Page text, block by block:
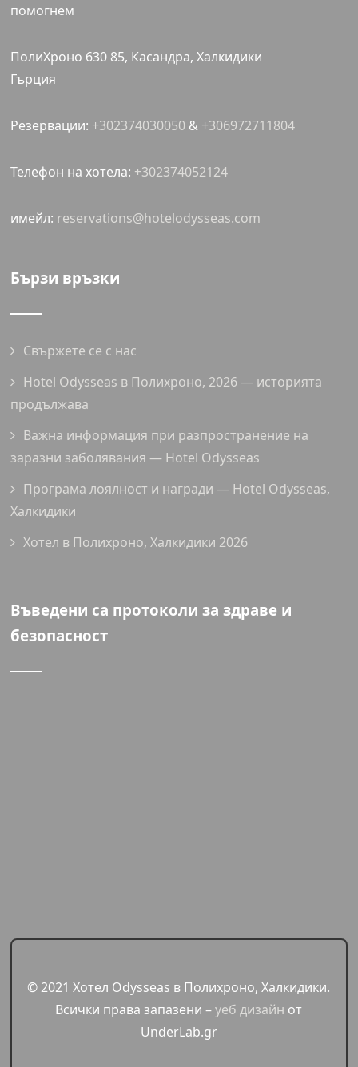
помогнем
ПолиХроно 630 85, Касандра, Халкидики
Гърция
Резервации: +302374030050 & +306972711804
Телефон на хотела: +302374052124
имейл: reservations@hotelodysseas.com
Бързи връзки
Свържете се с нас
Hotel Odysseas в Полихроно, 2026 — историята
продължава
Важна информация при разпространение на
заразни заболявания — Hotel Odysseas
Програма лоялност и награди — Hotel Odysseas,
Халкидики
Хотел в Полихроно, Халкидики 2026
Въведени са протоколи за здраве и
безопасност
© 2021 Хотел Odysseas в Полихроно, Халкидики.
Всички права запазени –уеб дизайн от
UnderLab.gr